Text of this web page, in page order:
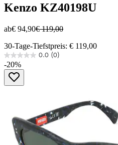
Kenzo KZ40198U
ab€ 94,90€ 119,00
30-Tage-Tiefstpreis: € 119,00
0.0 (0)
0.0
von
Sternen.
-20%